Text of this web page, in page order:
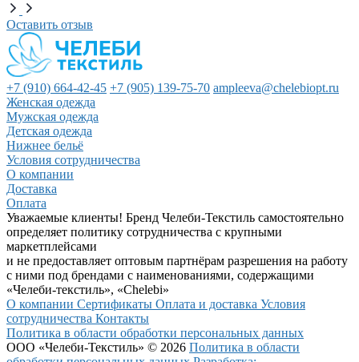
Оставить отзыв
+7 (910) 664-42-45 +7 (905) 139-75-70 ampleeva@chelebiopt.ru
Женская одежда
Мужская одежда
Детская одежда
Нижнее бельё
Условия сотрудничества
О компании
Доставка
Оплата
Уважаемые клиенты! Бренд Челеби-Текстиль самостоятельно
определяет политику сотрудничества с крупными
маркетплейсами
и не предоставляет оптовым партнёрам разрешения на работу
с ними под брендами с наименованиями, содержащими
«Челеби-текстиль», «Chelebi»
О компании Сертификаты Оплата и доставка Условия
сотрудничества Контакты
Политика в области обработки персональных данных
ООО «Челеби-Текстиль» © 2026 Политика в области